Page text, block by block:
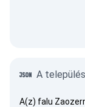
A
A(z) falu